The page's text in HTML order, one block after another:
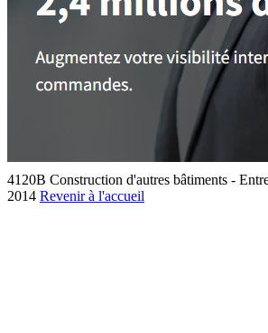
4120B Construction d'autres bâtiments -
2014 Revenir à l'accueil